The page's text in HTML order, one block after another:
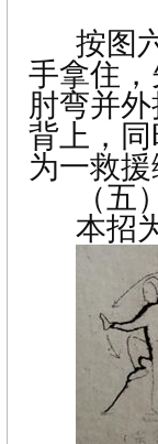
按图
手拿住
肘弯并
背上，
为一救援
（五）
本招